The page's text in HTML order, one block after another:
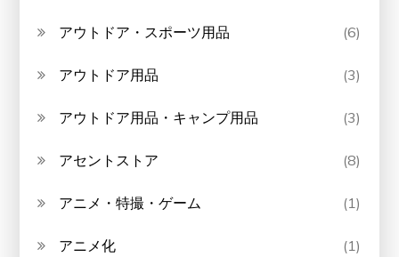
アウトドア・スポーツ用品 (6)
アウトドア用品 (3)
アウトドア用品・キャンプ用品 (3)
アセントストア (8)
アニメ・特撮・ゲーム (1)
アニメ化 (1)